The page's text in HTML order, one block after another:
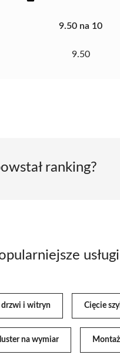
9.50 na 10
9.50
ranking?
drzwi i witryn Cięcie
na wymiar